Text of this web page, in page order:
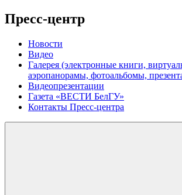
Пресс-центр
Новости
Видео
Галерея (электронные книги,
аэропанорамы, фотоальбомы,
Видеопрезентации
Газета «ВЕСТИ БелГУ»
Контакты Пресс-центра